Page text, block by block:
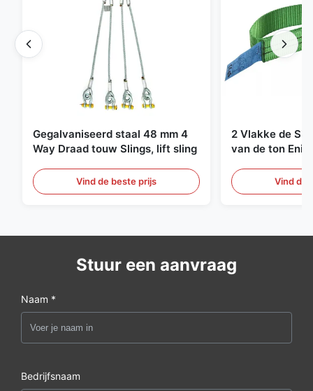
Gegalvaniseerd staal 48 mm 4
Way Draad touw Slings, lift sling
Vind de beste prijs
2 Vlakke de
van de ton
Vind de
Stuur een aanvraag
Naam *
Bedrijfsnaam